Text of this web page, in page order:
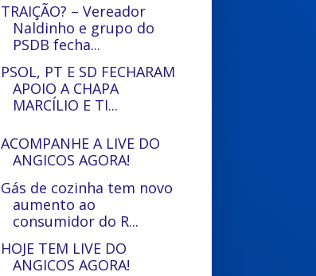
TRAIÇÃO? – Vereador
Naldinho e grupo do
PSDB fecha...
PSOL, PT E SD FECHARAM
APOIO A CHAPA
MARCÍLIO E TI...
ACOMPANHE A LIVE DO
ANGICOS AGORA!
Gás de cozinha tem novo
aumento ao
consumidor do R...
HOJE TEM LIVE DO
ANGICOS AGORA!